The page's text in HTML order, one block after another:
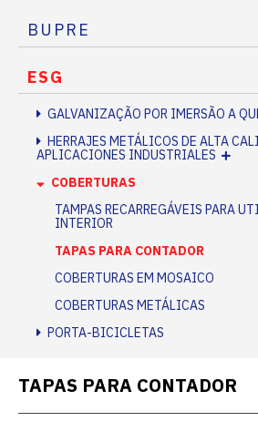
BUPRE
ESG
GALVANIZAÇÃO POR IMERSÃO A
HERRAJES METÁLICOS DE ALTA
APLICACIONES INDUSTRIALES
COBERTURAS
TAMPAS RECARREGÁVEIS PARA
INTERIOR
TAPAS PARA CONTADOR
COBERTURAS EM MOSAICO
COBERTURAS METÁLICAS
PORTA-BICICLETAS
TAPAS PARA CONTADOR